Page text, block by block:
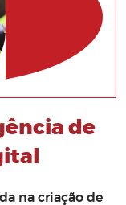
de
nacriação de